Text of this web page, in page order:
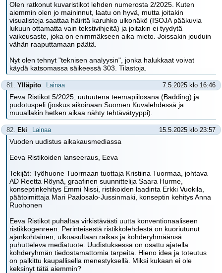
Olen ratkonut kuvaristikot lehden numerosta 2/2025. Kuten
aiemmin olen jo maininnut, laatu on hyvä, mutta joitakin
visualisteja saattaa häiritä karuhko ulkonäkö (ISOJA pääkuvia
lukuun ottamatta vain tekstivihjeitä) ja joitakin ei tyydytä
vaikeusaste, joka on enimmäkseen aika mieto. Joissakin jouduin
vähän raaputtamaan päätä.
Nyt olen tehnyt "teknisen analyysin", jonka halukkaat voivat
käydä katsomassa säikeessä 303. Tilastoja.
81. Ylläpito Lainaa 7.5.2025 klo 16:46
Eeva Ristikot 5/2025, uutuutena teemapiilosana (Badding) ja
pudotuspeli (joskus aikoinaan Suomen Kuvalehdessä ja
muuallakin hetken aikaa nähty tehtävätyyppi).
82. Eki Lainaa 15.5.2025 klo 23:57
Vuoden uudistus aikakausmediassa
Eeva Ristikoiden lanseeraus, Eeva
Tekijät: Työhuone Tuormaan tuottaja Kristiina Tuormaa, johtava
AD Reetta Röynä, graafinen suunnittelija Saara Hurme,
konseptinkehitys Emmi Nissi, ristikoiden laadinta Erkki Vuokila,
päätoimittaja Mari Paalosalo-Jussinmaki, konseptin kehitys Anna
Ruohonen
Eeva Ristikot puhaltaa virkistävästi uutta konventionaaliseen
ristikkogenreen. Perinteisestä ristikkolehdestä on kuoriutunut
ajankohtainen, ulkoasultaan raikas ja kohderyhmäänsä
puhutteleva mediatuote. Uudistuksessa on osattu ajatella
kohderyhmän tiedostamattomia tarpeita. Hieno idea ja toteutus
on palkittu kaupallisella menestyksellä. Miksi kukaan ei ole
keksinyt tätä aiemmin?